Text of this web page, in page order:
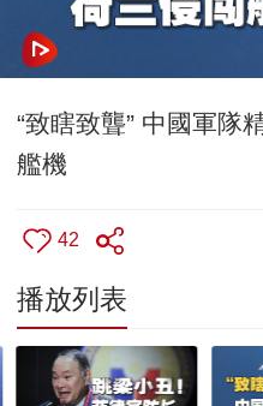
“致瞎致聾” 中國軍隊
艦機
42
播放列表